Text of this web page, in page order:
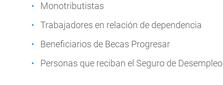
Monotributistas
Trabajadores en relación de dependencia
Beneficiarios de Becas Progresar
Personas que reciban el Seguro de Desempleo